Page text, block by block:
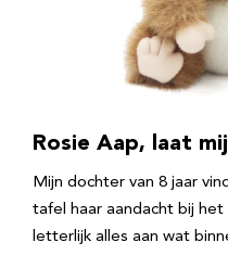
Rosie Aap, laat
Mijn dochter van 8 jaar
tafel haar aandacht bij
letterlijk alles aan wat